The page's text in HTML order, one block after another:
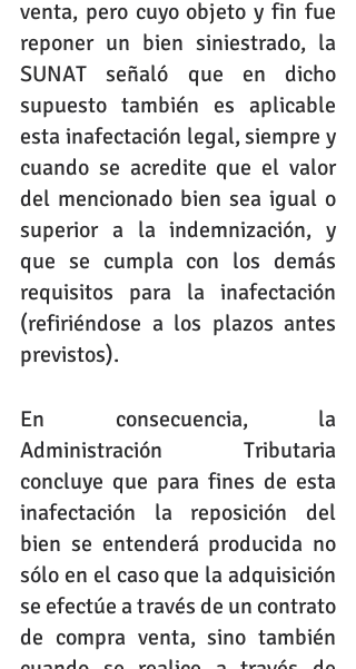
venta, pero cuyo objeto y fin fue
reponer un bien siniestrado, la
SUNAT señaló que en dicho
supuesto también es aplicable
esta inafectación legal, siempre y
cuando se acredite que el valor
del mencionado bien sea igual o
superior a la indemnización, y
que se cumpla con los demás
requisitos para la inafectación
(refiriéndose a los plazos antes
previstos).
En consecuencia, la
Administración Tributaria
concluye que para fines de esta
inafectación la reposición del
bien se entenderá producida no
sólo en el caso que la adquisición
se efectúe a través de un contrato
de compra venta, sino también